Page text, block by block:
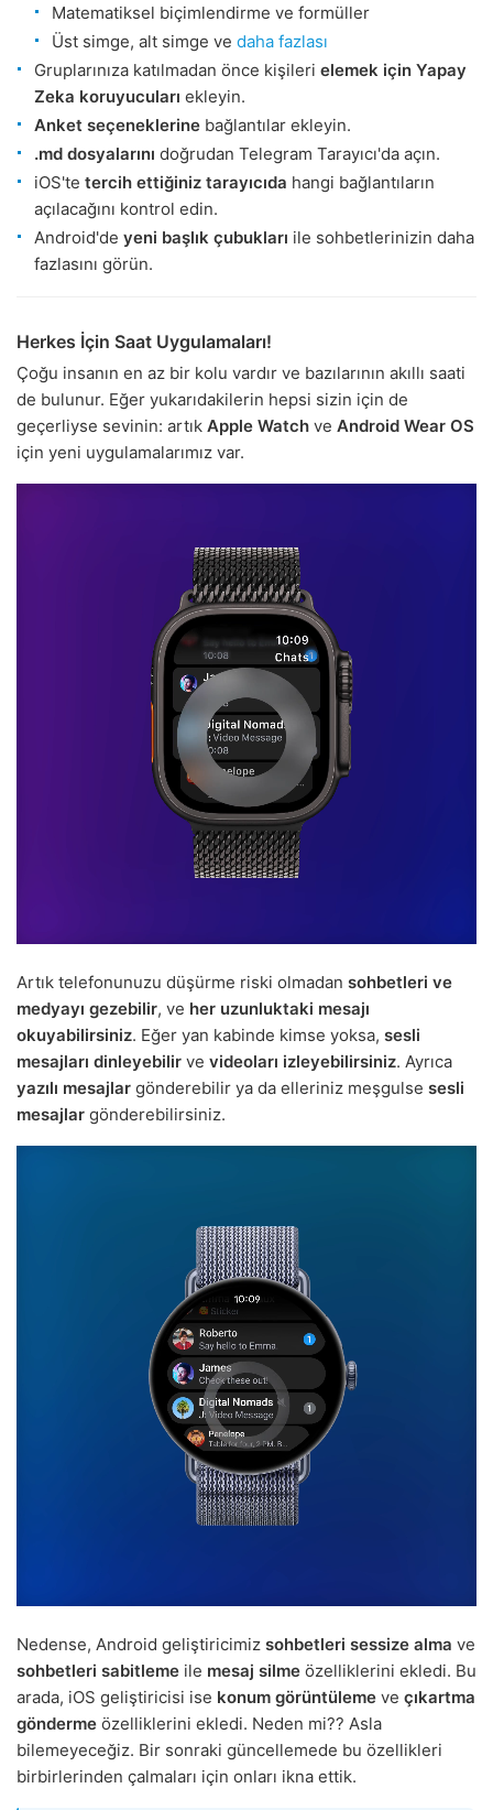
Matematiksel biçimlendirme ve formüller
Üst simge, alt simge ve daha fazlası
Gruplarınıza katılmadan önce kişileri elemek için Yapay
Zeka koruyucuları ekleyin.
Anket seçeneklerine bağlantılar ekleyin.
.md dosyalarını doğrudan Telegram Tarayıcı'da açın.
iOS'te tercih ettiğiniz tarayıcıda hangi bağlantıların
açılacağını kontrol edin.
Android'de yeni başlık çubukları ile sohbetlerinizin daha
fazlasını görün.
Herkes İçin Saat Uygulamaları!
Çoğu insanın en az bir kolu vardır ve bazılarının akıllı saati
de bulunur. Eğer yukarıdakilerin hepsi sizin için de
geçerliyse sevinin: artık Apple Watch ve Android Wear OS
için yeni uygulamalarımız var.
Artık telefonunuzu düşürme riski olmadan sohbetleri ve
medyayı gezebilir, ve her uzunluktaki mesajı
okuyabilirsiniz. Eğer yan kabinde kimse yoksa, sesli
mesajları dinleyebilir ve videoları izleyebilirsiniz. Ayrıca
yazılı mesajlar gönderebilir ya da elleriniz meşgulse sesli
mesajlar gönderebilirsiniz.
Nedense, Android geliştiricimiz sohbetleri sessize alma ve
sohbetleri sabitleme ile mesaj silme özelliklerini ekledi. Bu
arada, iOS geliştiricisi ise konum görüntüleme ve çıkartma
gönderme özelliklerini ekledi. Neden mi?? Asla
bilemeyeceğiz. Bir sonraki güncellemede bu özellikleri
birbirlerinden çalmaları için onları ikna ettik.